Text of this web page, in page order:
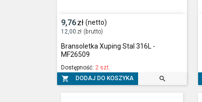
9,76zł (netto)
12,00 zł (brutto)
Bransoletka Xuping Stal 316L -
MF26509
Dostępność: 2 szt.
 DODAJ DO KOSZYKA 